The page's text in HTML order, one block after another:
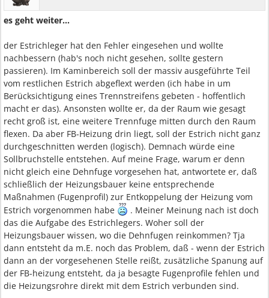
es geht weiter...
der Estrichleger hat den Fehler eingesehen und wollte
nachbessern (hab's noch nicht gesehen, sollte gestern
passieren). Im Kaminbereich soll der massiv ausgeführte Teil
vom restlichen Estrich abgeflext werden (ich habe in um
Berücksichtigung eines Trennstreifens gebeten - hoffentlich
macht er das). Ansonsten wollte er, da der Raum wie gesagt
recht groß ist, eine weitere Trennfuge mitten durch den Raum
flexen. Da aber FB-Heizung drin liegt, soll der Estrich nicht ganz
durchgeschnitten werden (logisch). Demnach würde eine
Sollbruchstelle entstehen. Auf meine Frage, warum er denn
nicht gleich eine Dehnfuge vorgesehen hat, antwortete er, daß
schließlich der Heizungsbauer keine entsprechende
Maßnahmen (Fugenprofil) zur Entkoppelung der Heizung vom
Estrich vorgenommen habe
. Meiner Meinung nach ist doch
das die Aufgabe des Estrichlegers. Woher soll der
Heizungsbauer wissen, wo die Dehnfugen reinkommen? Tja
dann entsteht da m.E. noch das Problem, daß - wenn der Estrich
dann an der vorgesehenen Stelle reißt, zusätzliche Spanung auf
der FB-heizung entsteht, da ja besagte Fugenprofile fehlen und
die Heizungsrohre direkt mit dem Estrich verbunden sind.